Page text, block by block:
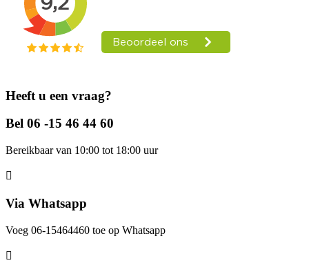
Heeft u een vraag?
Bel 06 -15 46 44 60
Bereikbaar van 10:00 tot 18:00 uur
Via Whatsapp
Voeg 06-15464460 toe op Whatsapp